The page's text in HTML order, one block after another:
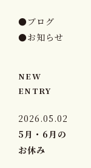
●ブログ
●お知らせ
NEW
ENTRY
2026.05.02
5月・6月の
お休み